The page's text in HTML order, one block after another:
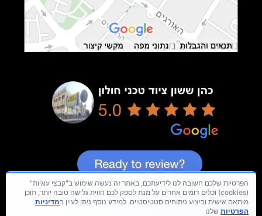
הפרטיות שלכם חשובה לנו לידיעתכם, באתר זה נעשה שימוש ב"קבצי עוגיות"
(cookies) וכלים דומים אחרים על מנת לספק לכם חווית גלישה טובה יותר, תוכן
מותאם אישית וביצוע ניתוחים סטטיסטיים. למידע נוסף ניתן לעיין במדיניות
הפרטיות שלנו